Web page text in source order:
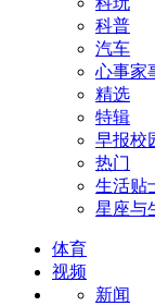
科普
汽车
心事家
精选
特辑
早报校
热门
生活贴
星座与
体育
视频
新闻